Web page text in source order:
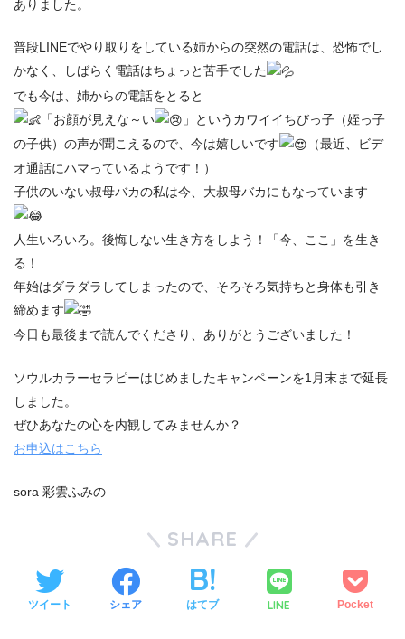
ありました。
普段LINEでやり取りをしている姉からの突然の電話は、恐怖でし
かなく、しばらく電話はちょっと苦手でした
でも今は、姉からの電話をとると
「お顔が見えな～い
」というカワイイちびっ子（姪っ子
の子供）の声が聞こえるので、今は嬉しいです
（最近、ビデ
オ通話にハマっているようです！）
子供のいない叔母バカの私は今、大叔母バカにもなっています
人生いろいろ。後悔しない生き方をしよう！「今、ここ」を生き
る！
年始はダラダラしてしまったので、そろそろ気持ちと身体も引き
締めます
今日も最後まで読んでくださり、ありがとうございました！
ソウルカラーセラピーはじめましたキャンペーンを1月末まで延長
しました。
ぜひあなたの心を内観してみませんか？
お申込はこちら
sora 彩雲ふみの
SHARE
ツイート シェア はてブ LINE Pocket